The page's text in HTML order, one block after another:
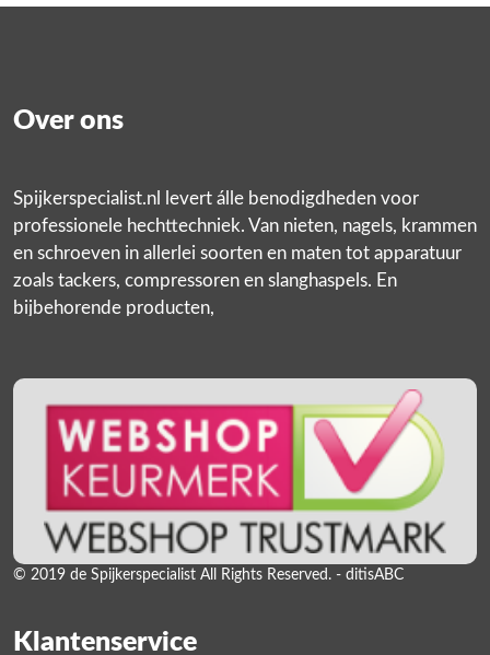
Over ons
Spijkerspecialist.nl levert álle benodigdheden voor
professionele hechttechniek. Van nieten, nagels, krammen
en schroeven in allerlei soorten en maten tot apparatuur
zoals tackers, compressoren en slanghaspels. En
bijbehorende producten,
© 2019 de Spijkerspecialist All Rights Reserved. - ditisABC
Klantenservice